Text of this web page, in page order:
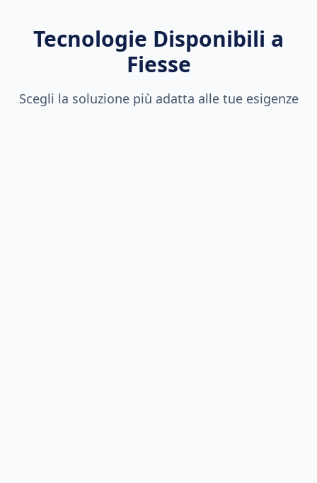
Tecnologie Disponibili a
Fiesse
Scegli la soluzione più adatta alle tue esigenze